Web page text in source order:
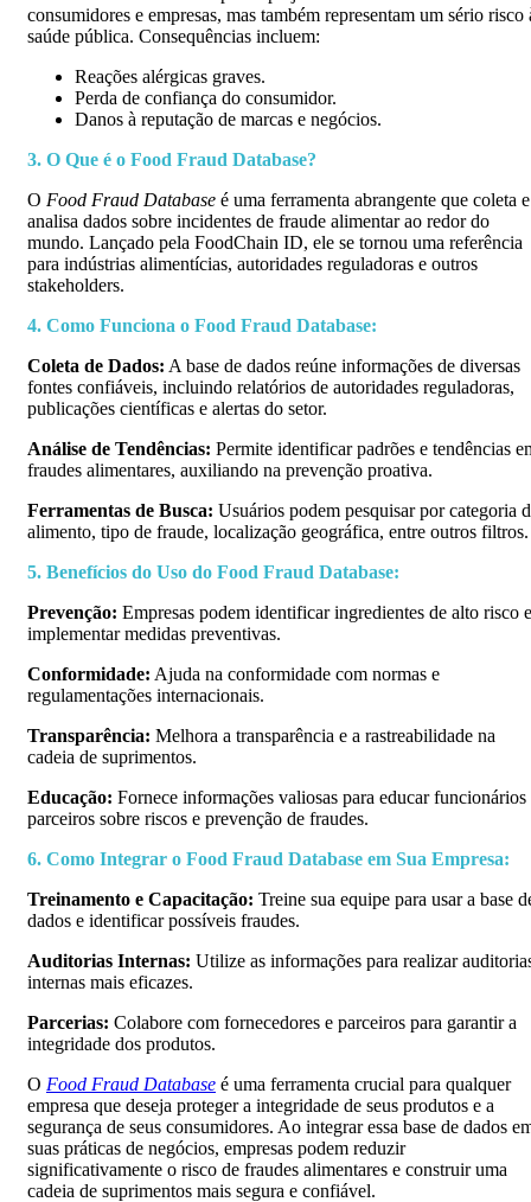
consumidores e empresas, mas também representam um sério risco
saúde pública. Consequências incluem:
Reações alérgicas graves.
Perda de confiança do consumidor.
Danos à reputação de marcas e negócios.
3. O Que é o Food Fraud Database?
O Food Fraud Database é uma ferramenta abrangente que coleta e
analisa dados sobre incidentes de fraude alimentar ao redor do
mundo. Lançado pela FoodChain ID, ele se tornou uma referência
para indústrias alimentícias, autoridades reguladoras e outros
stakeholders.
4. Como Funciona o Food Fraud Database:
Coleta de Dados: A base de dados reúne informações de diversas
fontes confiáveis, incluindo relatórios de autoridades reguladoras,
publicações científicas e alertas do setor.
Análise de Tendências: Permite identificar padrões e tendências
fraudes alimentares, auxiliando na prevenção proativa.
Ferramentas de Busca: Usuários podem pesquisar por categoria
alimento, tipo de fraude, localização geográfica, entre outros filtros.
5. Benefícios do Uso do Food Fraud Database:
Prevenção: Empresas podem identificar ingredientes de alto risco e
implementar medidas preventivas.
Conformidade: Ajuda na conformidade com normas e
regulamentações internacionais.
Transparência: Melhora a transparência e a rastreabilidade na
cadeia de suprimentos.
Educação: Fornece informações valiosas para educar funcionários
parceiros sobre riscos e prevenção de fraudes.
6. Como Integrar o Food Fraud Database em Sua Empresa:
Treinamento e Capacitação: Treine sua equipe para usar a base
dados e identificar possíveis fraudes.
Auditorias Internas: Utilize as informações para realizar
internas mais eficazes.
Parcerias: Colabore com fornecedores e parceiros para garantir a
integridade dos produtos.
O Food Fraud Database é uma ferramenta crucial para qualquer
empresa que deseja proteger a integridade de seus produtos e a
segurança de seus consumidores. Ao integrar essa base de dados
suas práticas de negócios, empresas podem reduzir
significativamente o risco de fraudes alimentares e construir uma
cadeia de suprimentos mais segura e confiável.